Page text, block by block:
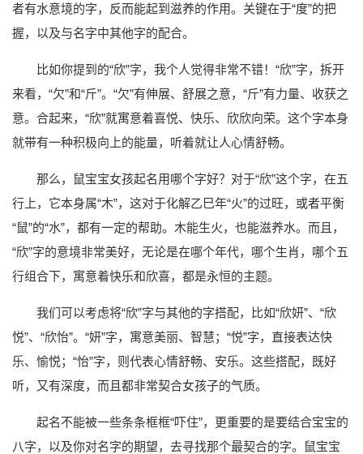
者有水意境的字，反而能起到滋养的作用。关键在于“度”的把
握，以及与名字中其他字的配合。
比如你提到的“欣”字，我个人觉得非常不错！“欣”字，拆开
来看，“欠”和“斤”。“欠”有伸展、舒展之意，“斤”有力量、收获之
意。合起来，“欣”就寓意着喜悦、快乐、欣欣向荣。这个字本身
就带有一种积极向上的能量，听着就让人心情舒畅。
那么，鼠宝宝女孩起名用哪个字好？对于“欣”这个字，在五
行上，它本身属“木”，这对于化解乙巳年“火”的过旺，或者平衡
“鼠”的“水”，都有一定的帮助。木能生火，也能滋养水。而且，
“欣”字的意境非常美好，无论是在哪个年代，哪个生肖，哪个五
行组合下，寓意着快乐和欣喜，都是永恒的主题。
我们可以考虑将“欣”字与其他的字搭配，比如“欣妍”、“欣
悦”、“欣怡”。“妍”字，寓意美丽、智慧；“悦”字，直接表达快
乐、愉悦；“怡”字，则代表心情舒畅、安乐。这些搭配，既好
听，又有深度，而且都非常契合女孩子的气质。
起名不能被一些条条框框“吓住”，更重要的是要结合宝宝的
八字，以及你对名字的期望，去寻找那个最契合的字。鼠宝宝